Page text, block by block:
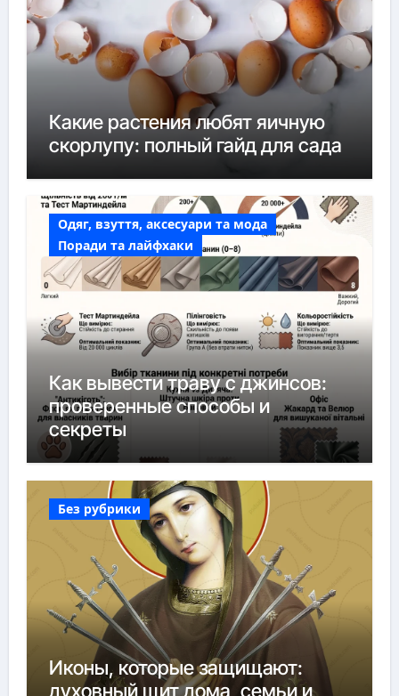
Какие растения любят яичную
скорлупу: полный гайд для сада
Одяг, взуття, аксесуари та мода
Поради та лайфхаки
Как вывести траву с джинсов:
проверенные способы и
секреты
Без рубрики
Иконы, которые защищают:
духовный щит дома, семьи и